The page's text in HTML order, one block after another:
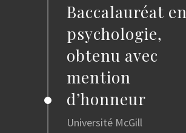
Baccalauréat en
psychologie,
obtenu avec
mention
d’honneur
Université McGill